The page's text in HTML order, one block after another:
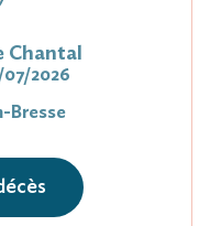
Chantal
07/2026
Bresse